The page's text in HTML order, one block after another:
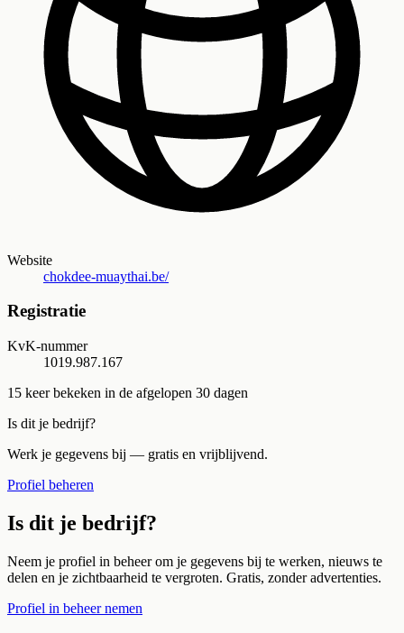
Website
chokdee-muaythai.be/
Registratie
KvK-nummer
1019.987.167
15 keer bekeken in de afgelopen 30 dagen
Is dit je bedrijf?
Werk je gegevens bij — gratis en vrijblijvend.
Profiel beheren
Is dit je bedrijf?
Neem je profiel in beheer om je gegevens bij te werken, nieuws te
delen en je zichtbaarheid te vergroten. Gratis, zonder advertenties.
Profiel in beheer nemen